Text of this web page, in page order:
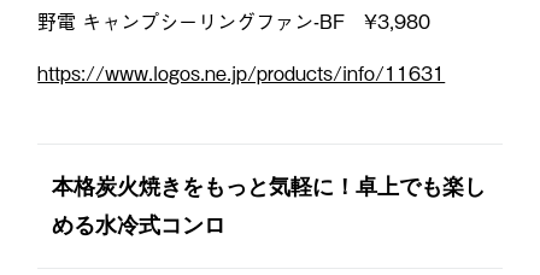
野電 キャンプシーリングファン-BF ¥3,980
https://www.logos.ne.jp/products/info/11631
本格炭火焼きをもっと気軽に！卓上でも楽し
める水冷式コンロ